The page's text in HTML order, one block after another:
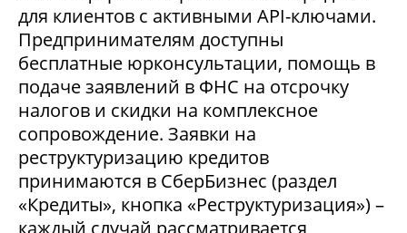
для клиентов с активными API-ключами.
Предпринимателям доступны
бесплатные юрконсультации, помощь в
подаче заявлений в ФНС на отсрочку
налогов и скидки на комплексное
сопровождение. Заявки на
реструктуризацию кредитов
принимаются в СберБизнес (раздел
«Кредиты», кнопка «Реструктуризация») –
каждый случай рассматривается